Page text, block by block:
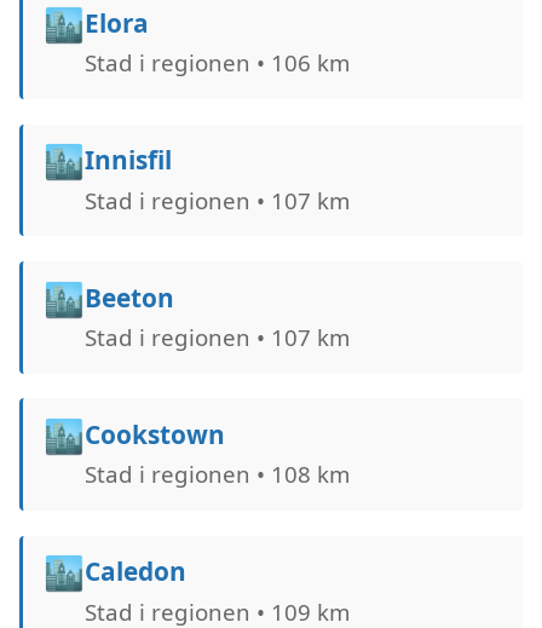
🏙️Elora
Stad i regionen • 106 km
🏙️Innisfil
Stad i regionen • 107 km
🏙️Beeton
Stad i regionen • 107 km
🏙️Cookstown
Stad i regionen • 108 km
🏙️Caledon
Stad i regionen • 109 km